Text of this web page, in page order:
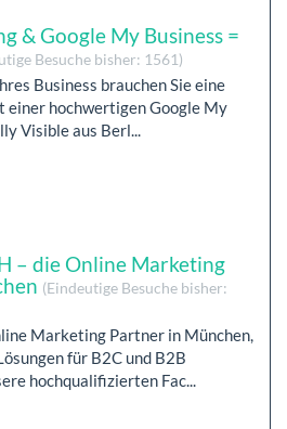
& Google My Business =
Besuche bisher: 1561)
Business brauchen Sie eine
einer hochwertigen Google My
Visible aus Berl...
– die Online Marketing
(Eindeutige Besuche bisher:
Marketing Partner in München,
für B2C und B2B
hochqualifizierten Fac...